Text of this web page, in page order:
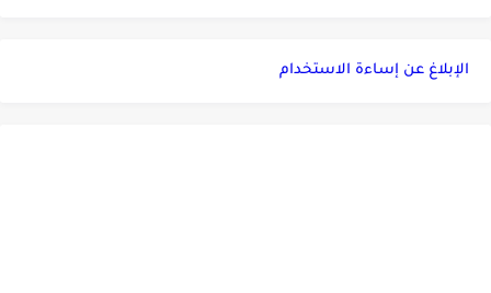
الإبلاغ عن إساءة الاستخدام